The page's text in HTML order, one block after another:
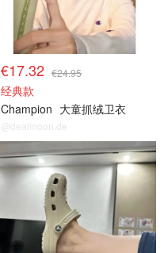
€17.32 €24.95
经典款
Champion 大童抓绒卫衣
@dealmoon.de